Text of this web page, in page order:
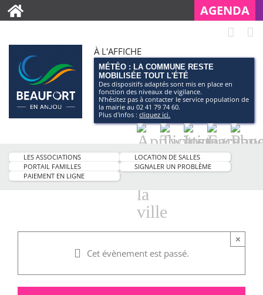
AGENDA
À L'AFFICHE
MÉTÉO : LA COMMUNE RESTE
MOBILISÉE TOUT L'ÉTÉ
Des dispositifs adaptés sont mis en place en
fonction des niveaux de vigilance.
N’hésitez pas à contacter le service population de
la mairie au 02 41 79 74 60.
Plus d'infos :cliquez ici.
Application
smartphone
de
ville
Twitter
Instagram
LES ASSOCIATIONS
LOCATION DE SALLES
PORTAIL FAMILLES
SIGNALER UN PROBLÈME
PAIEMENT EN LIGNE
Cet évènement est passé.
×